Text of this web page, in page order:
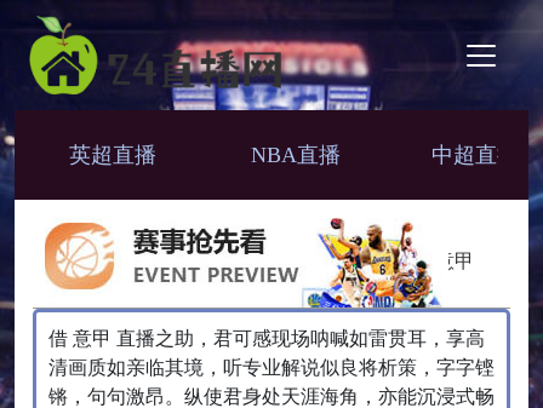
英超直播 NBA直播 中超直播
意甲
借 意甲 直播之助，君可感现场呐喊如雷贯耳，享高
清画质如亲临其境，听专业解说似良将析策，字字铿
锵，句句激昂。纵使君身处天涯海角，亦能沉浸式畅